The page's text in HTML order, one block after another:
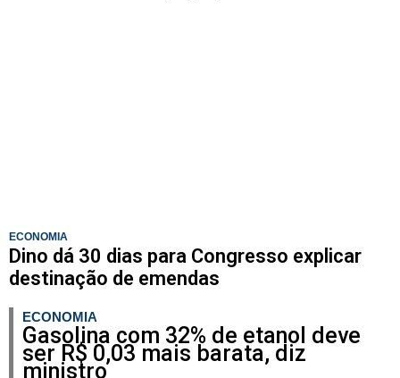
ECONOMIA
Dino dá 30 dias para Congresso explicar
destinação de emendas
ECONOMIA
Gasolina com 32% de etanol deve
ser R$ 0,03 mais barata, diz
ministro